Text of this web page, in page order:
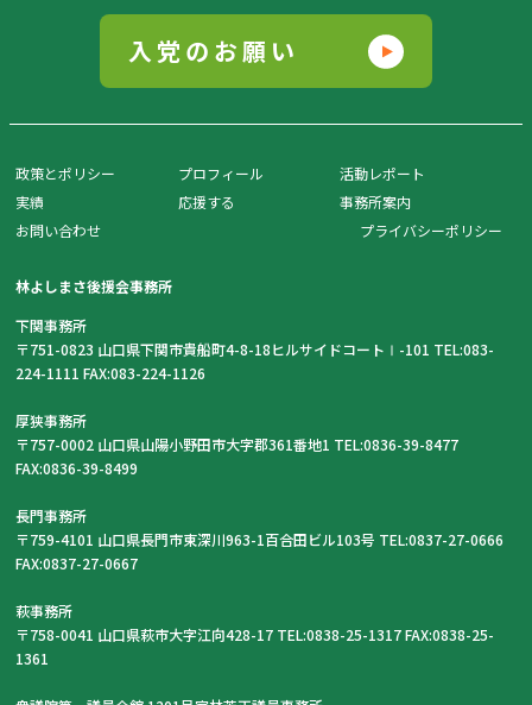
入党のお願い
政策とポリシー プロフィール
活動レポート
実績
応援する
事務所案内
お問い合わせ
プライバシーポリシー
林よしまさ後援会事務所
下関事務所
〒751-0823 山口県下関市貴船町4-8-18ヒルサイドコートⅠ-101 TEL:083-
224-1111 FAX:083-224-1126
厚狭事務所
〒757-0002 山口県山陽小野田市大字郡361番地1 TEL:0836-39-8477
FAX:0836-39-8499
長門事務所
〒759-4101 山口県長門市東深川963-1百合田ビル103号 TEL:0837-27-0666
FAX:0837-27-0667
萩事務所
〒758-0041 山口県萩市大字江向428-17 TEL:0838-25-1317 FAX:0838-25-
1361